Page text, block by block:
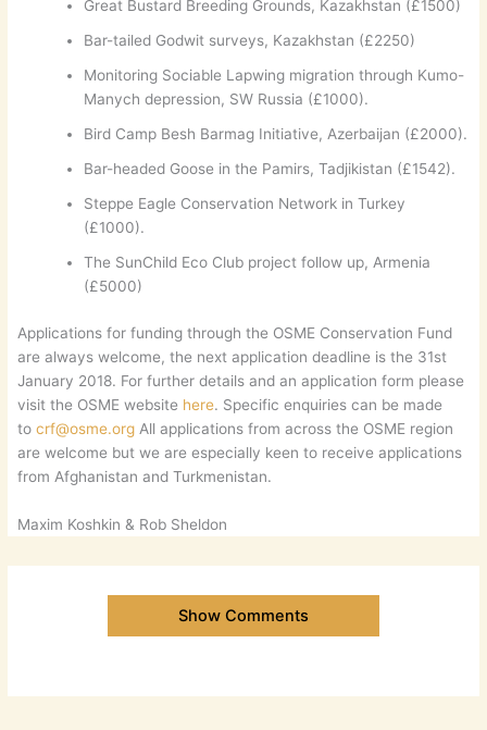
Great Bustard Breeding Grounds, Kazakhstan (£1500)
Bar-tailed Godwit surveys, Kazakhstan (£2250)
Monitoring Sociable Lapwing migration through Kumo-
Manych depression, SW Russia (£1000).
Bird Camp Besh Barmag Initiative, Azerbaijan (£2000).
Bar-headed Goose in the Pamirs, Tadjikistan (£1542).
Steppe Eagle Conservation Network in Turkey
(£1000).
The SunChild Eco Club project follow up, Armenia
(£5000)
Applications for funding through the OSME Conservation Fund
are always welcome, the next application deadline is the 31st
January 2018. For further details and an application form please
visit the OSME website here. Specific enquiries can be made
tocrf@osme.org All applications from across the OSME region
are welcome but we are especially keen to receive applications
from Afghanistan and Turkmenistan.
Maxim Koshkin & Rob Sheldon
Show Comments